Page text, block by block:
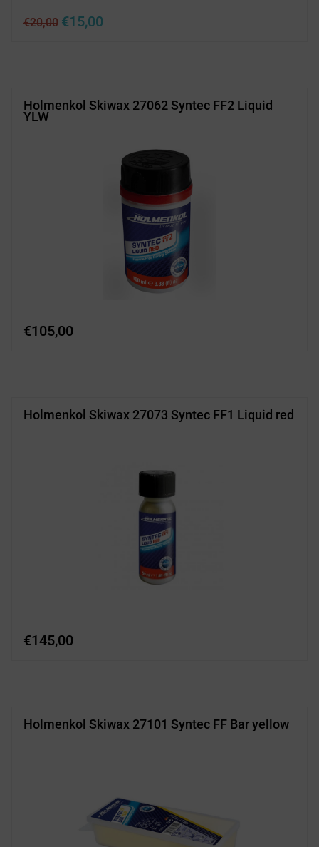
€20,00 Ursprünglicher
Preis
€15,00
Holmenkol Skiwax 27062 Syntec FF2 Liquid
YLW
€105,00
Holmenkol Skiwax 27073 Syntec FF1 Liquid red
€145,00
Holmenkol Skiwax 27101 Syntec FF Bar yellow